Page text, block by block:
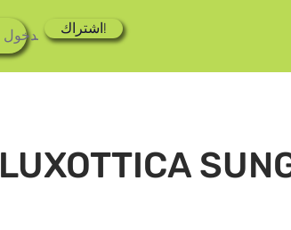
تسجيل الدخول اشتراك!
LUXOTTICA